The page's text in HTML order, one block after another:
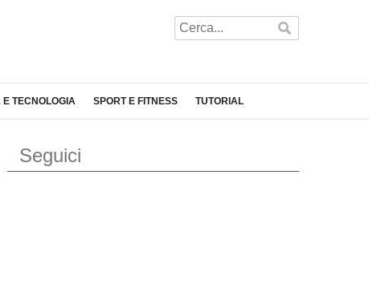
E TECNOLOGIA SPORT E FITNESS TUTORIAL
Seguici